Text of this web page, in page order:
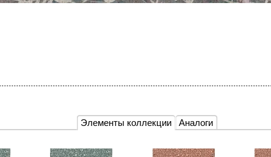
Элементы коллекции Аналоги